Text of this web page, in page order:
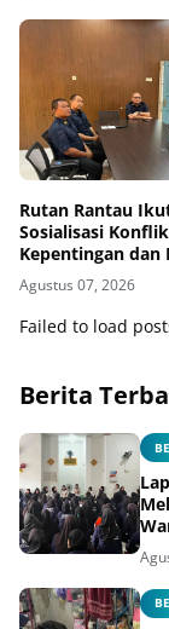
Rutan Rantau
Sosialisasi Konflik
Kepentingan dan
Caraka LHKAN
Agustus 07, 2026
Failed to load
Berita